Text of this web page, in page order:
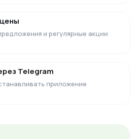
и регулярные акции
Telegram
приложение